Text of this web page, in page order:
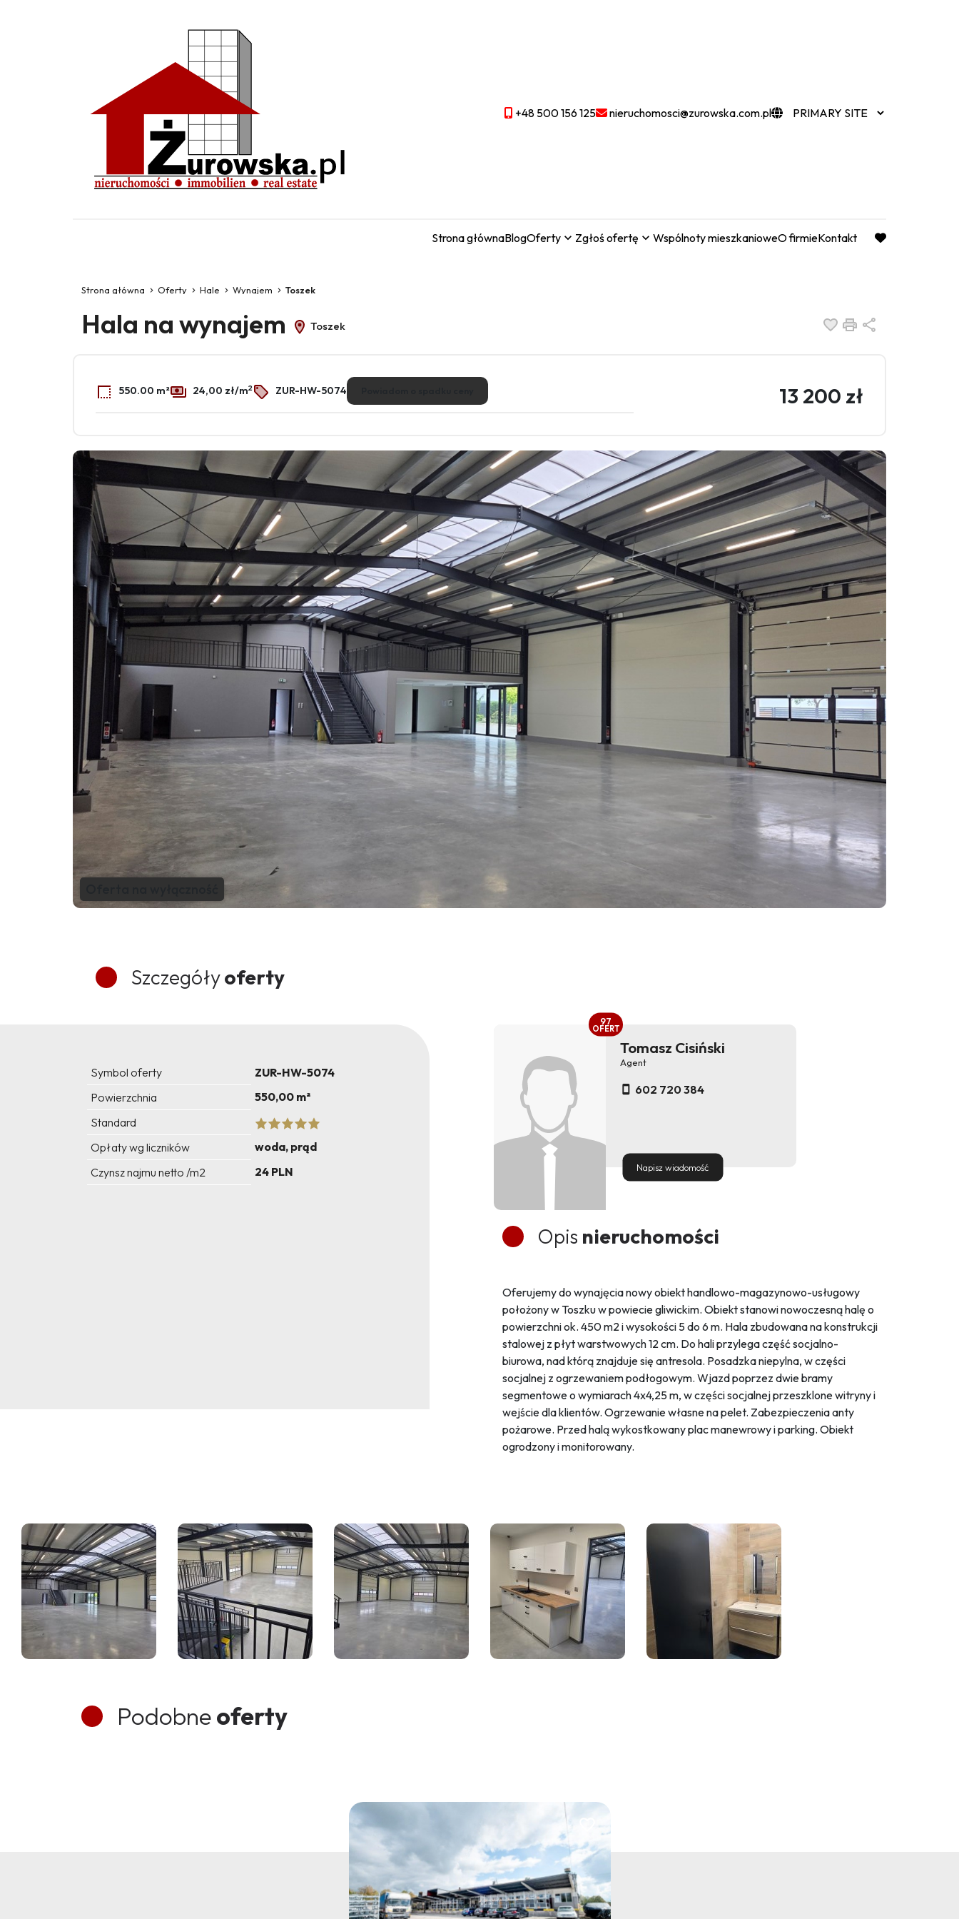
+48 500 156 125 nieruchomosci@zurowska.com.pl
Strona głównaBlogOferty Zgłoś ofertę Wspólnoty mieszkanioweO firmieKontakt
favorite
Strona główna Oferty Hale Wynajem Toszek
Hala na wynajem Toszek Dodaj do ulubionych
Drukuj
550.00 m² 24,00 zł/m2 ZUR-HW-5074 13 200 zł
Szczegółyoferty
Symbol oferty
ZUR-HW-5074
Powierzchnia
550,00 m²
Standard
Opłaty wg liczników
woda, prąd
Czynsz najmu netto /m2
24 PLN
Tomasz Cisiński
Agent
602 720 384
Napisz wiadomość
97
OFERT
Opis nieruchomości
Oferujemy do wynajęcia nowy obiekt handlowo-magazynowo-usługowy
położony w Toszku w powiecie gliwickim. Obiekt stanowi nowoczesną halę o
powierzchni ok. 450 m2 i wysokości 5 do 6 m. Hala zbudowana na konstrukcji
stalowej z płyt warstwowych 12 cm. Do hali przylega część socjalno-
biurowa, nad którą znajduje się antresola. Posadzka niepylna, w części
socjalnej z ogrzewaniem podłogowym. Wjazd poprzez dwie bramy
segmentowe o wymiarach 4x4,25 m, w części socjalnej przeszklone witryny i
wejście dla klientów. Ogrzewanie własne na pelet. Zabezpieczenia anty
pożarowe. Przed halą wykostkowany plac manewrowy i parking. Obiekt
ogrodzony i monitorowany.
Podobneoferty
Dodaj do ulubionych